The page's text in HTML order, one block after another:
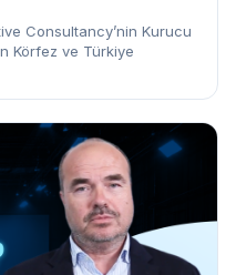
Consultancy’nin Kurucu
Körfez ve Türkiye